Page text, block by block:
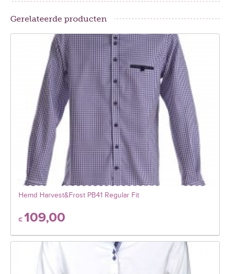
Gerelateerde producten
Hemd Harvest&Frost PB41 Regular Fit
€ 109,00